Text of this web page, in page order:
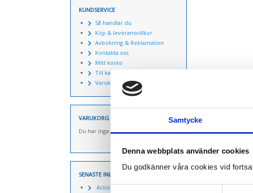
Samtycke
Denna webbplats använder cookies
Du godkänner våra cookies vid
KUNDSERVICE
Så handlar du
Köp & leveransvillkor
Avbokning & Reklamation
Kontakta oss
Mitt konto
Till kassan
Varukorg
VARUKORG
Du har inga produkter i varukorgen.
SENASTE INLÄGGEN
Actionpics 20 mars 2026 –